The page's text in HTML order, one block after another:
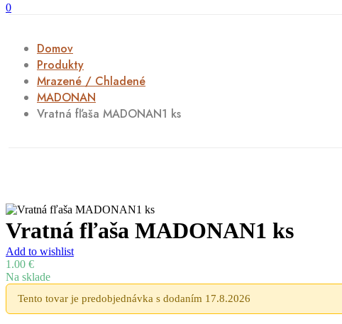
0
Domov
Produkty
Mrazené / Chladené
MADONAN
Vratná fľaša MADONAN1 ks
Vratná fľaša MADONAN1 ks
Add to wishlist
1.00 €
Na sklade
Tento tovar je predobjednávka s dodaním 17.8.2026